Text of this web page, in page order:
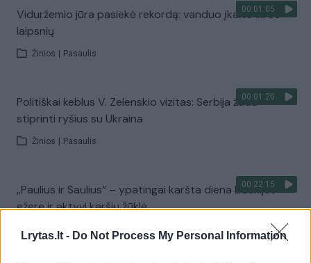
Lrytas.lt - Do Not Process My Personal Information
00:01:05
Viduržemio jūra pasiekė rekordą: vanduo įkaito iki 33
laipsnių
Žinios Pasaulis
00:01:20
Politiškai keblus V. Zelenskio vizitas: Serbija žada
stiprinti ryšius su Ukraina
Žinios Pasaulis
00:22:15
„Paulius ir Saulius“ – ypatingai karšta diena Dzūkijos
ežere ir aktyvi karšių žūklė
Paulius ir Saulius